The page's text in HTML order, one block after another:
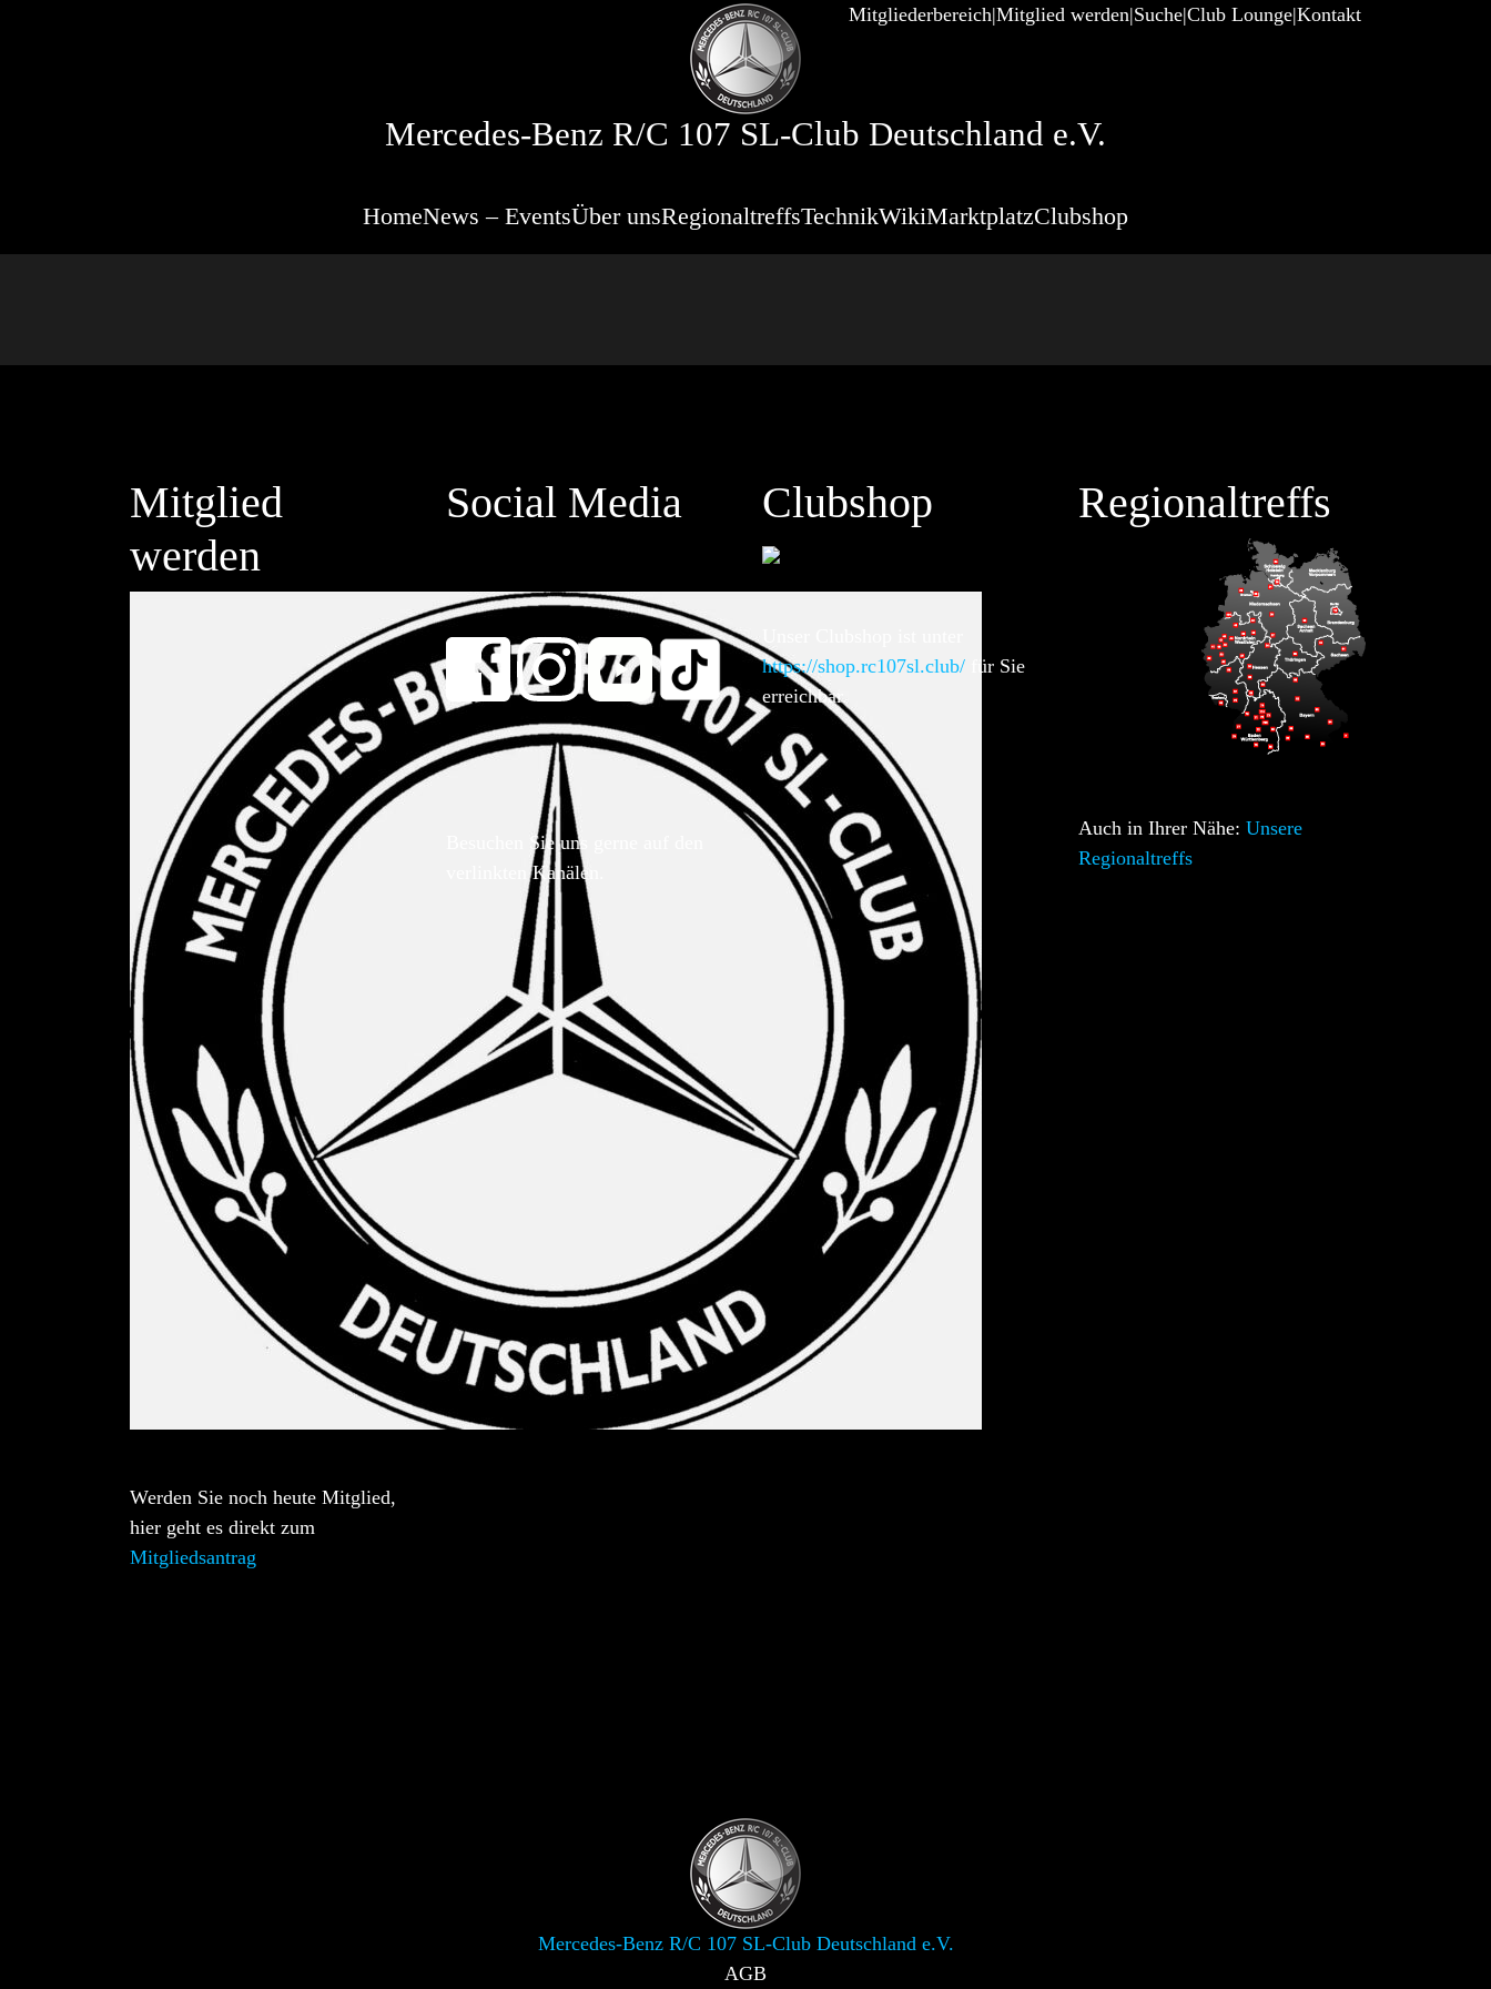
Mitgliederbereich Mitglied werden Suche Club Lounge Kontakt
Mercedes-Benz R/C 107 SL-Club Deutschland e.V.
HomeNews – EventsÜber unsRegionaltreffsTechnikWikiMarktplatzClubshop
Mitglied
werden
Werden Sie noch heute Mitglied,
hier geht es direkt zum
Mitgliedsantrag
Social Media
Besuchen Sie uns gerne auf den
verlinkten Kanälen.
Clubshop
https://shop.rc107sl.club/ für Sie
erreichbar.
Regionaltreffs
Auch in Ihrer Nähe: Unsere
Regionaltreffs
Mercedes-Benz R/C 107 SL-Club Deutschland e.V.
AGB